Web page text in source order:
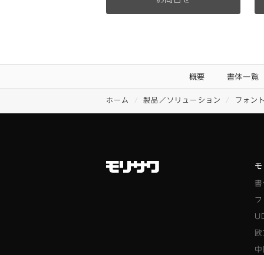
概要 書体一覧
ホーム 製品／ソリューション フォン
書